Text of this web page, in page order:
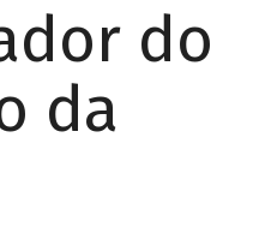
do
da